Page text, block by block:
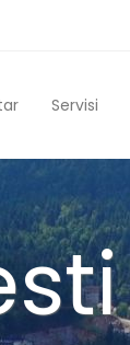
Servisi